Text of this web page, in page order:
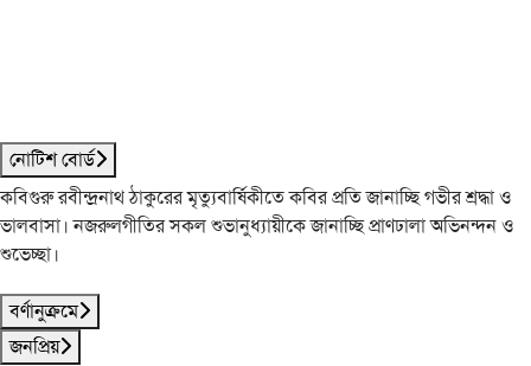
নোটিশ বোর্ড
কবিগুরু রবীন্দ্রনাথ ঠাকুরের মৃত্যুবার্ষিকীতে কবির প্রতি জানাচ্ছি গভীর শ্রদ্ধা ও
ভালবাসা। নজরুলগীতির সকল শুভানুধ্যায়ীকে জানাচ্ছি প্রাণঢালা অভিনন্দন ও
শুভেচ্ছা।
বর্ণানুক্রমে
জনপ্রিয়